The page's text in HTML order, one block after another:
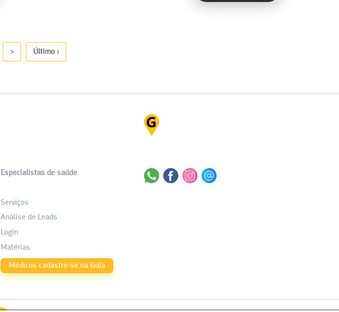
> Último ›
Especialistas de saúde
Serviços
Análise de Leads
Login
Matérias
Médicos cadastre-se na Guia